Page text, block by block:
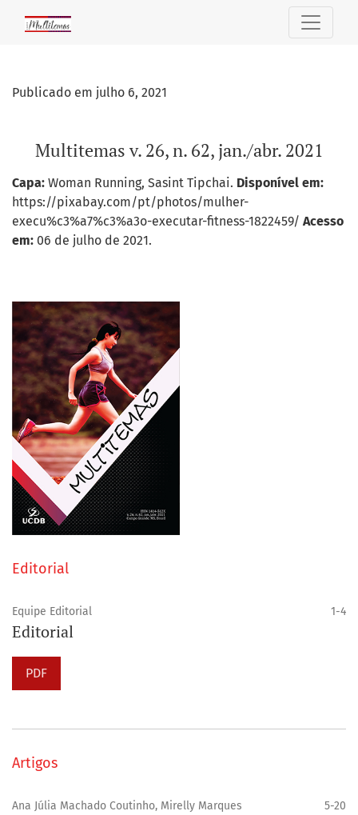
Publicado em julho 6, 2021
Multitemas v. 26, n. 62, jan./abr. 2021
Capa: Woman Running, Sasint Tipchai. Disponível em:
https://pixabay.com/pt/photos/mulher-
execu%c3%a7%c3%a3o-executar-fitness-1822459/ Acesso
em: 06 de julho de 2021.
Editorial
Equipe Editorial 1-4
Editorial
PDF
Artigos
Ana Júlia Machado Coutinho, Mirelly Marques
5-20